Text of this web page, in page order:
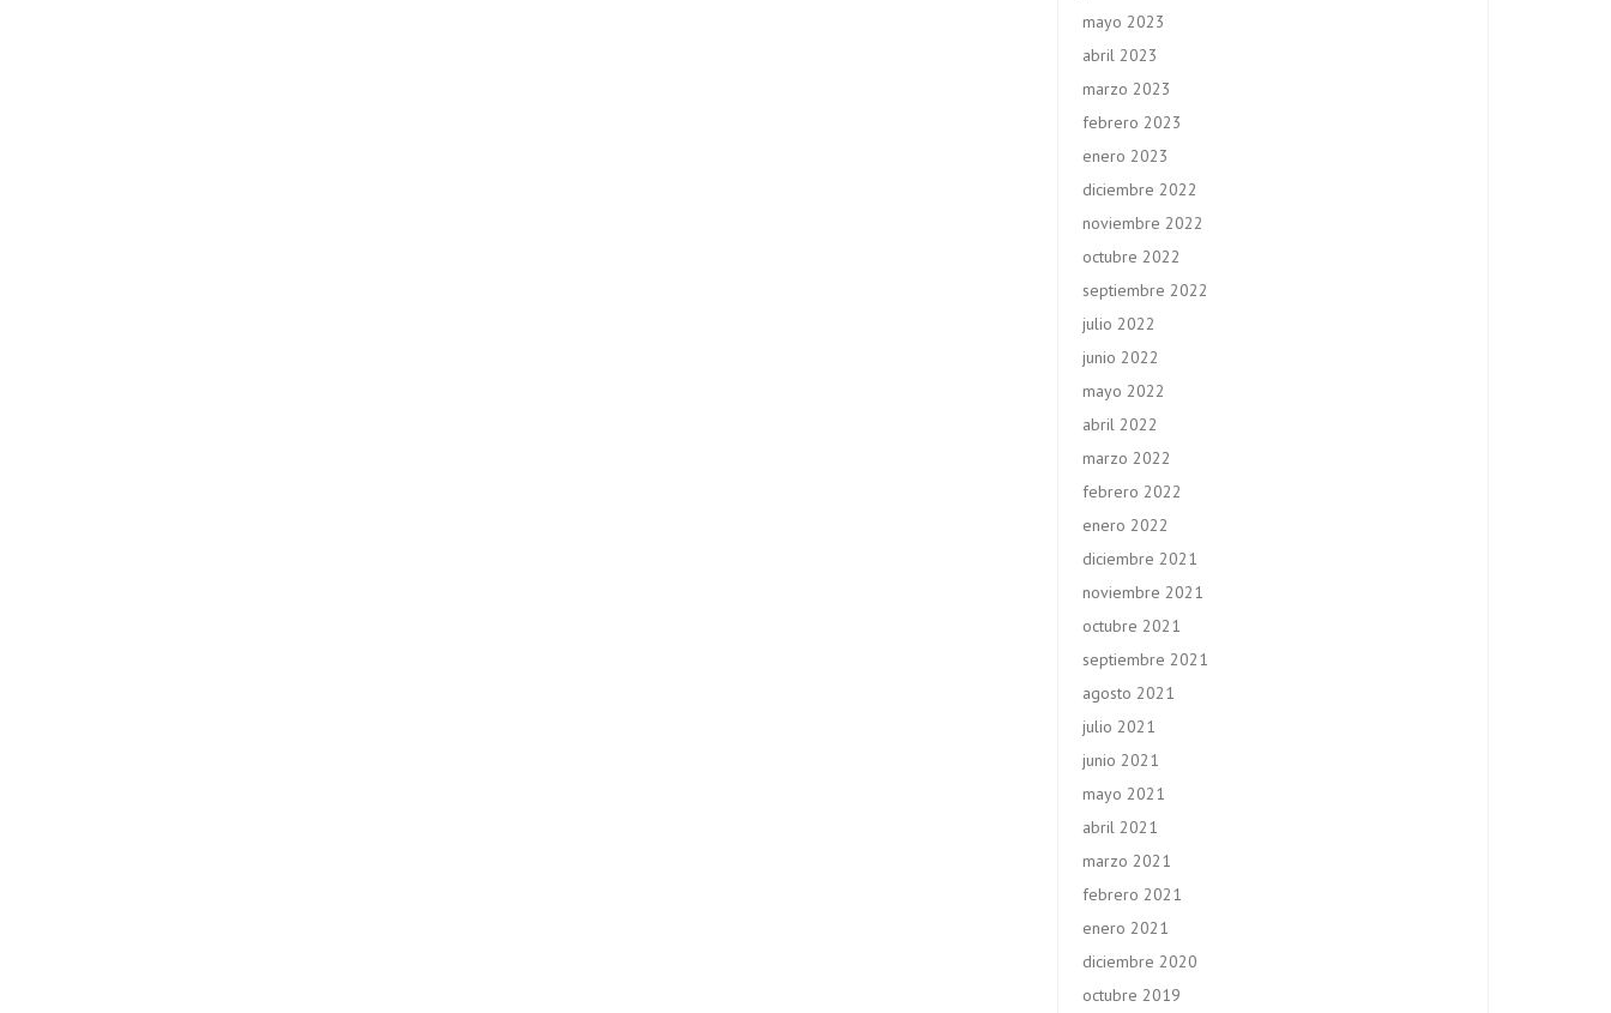
mayo 2023
abril 2023
marzo 2023
febrero 2023
enero 2023
diciembre 2022
noviembre 2022
octubre 2022
septiembre 2022
julio 2022
junio 2022
mayo 2022
abril 2022
marzo 2022
febrero 2022
enero 2022
diciembre 2021
noviembre 2021
octubre 2021
septiembre 2021
agosto 2021
julio 2021
junio 2021
mayo 2021
abril 2021
marzo 2021
febrero 2021
enero 2021
diciembre 2020
octubre 2019